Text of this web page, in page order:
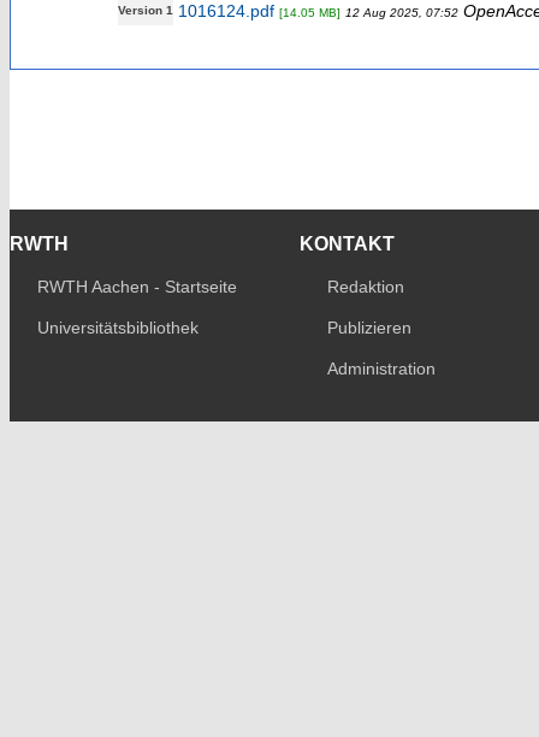
Version 1 1016124.pdf [14.05 MB] 12 Aug 2025, 07:52
RWTH
RWTH Aachen - Startseite
Universitätsbibliothek
KONTAKT
Redaktion
Publizieren
Administration